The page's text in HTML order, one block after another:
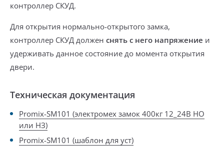
контроллер СКУД.
Для открытия нормально-открытого замка,
контроллер СКУД должен снять с него напряжение и
удерживать данное состояние до момента открытия
двери.
Техническая документация
Promix-SM101 (электромех замок 400кг 12_24В НО
или НЗ)
Promix-SM101 (шаблон для уст)